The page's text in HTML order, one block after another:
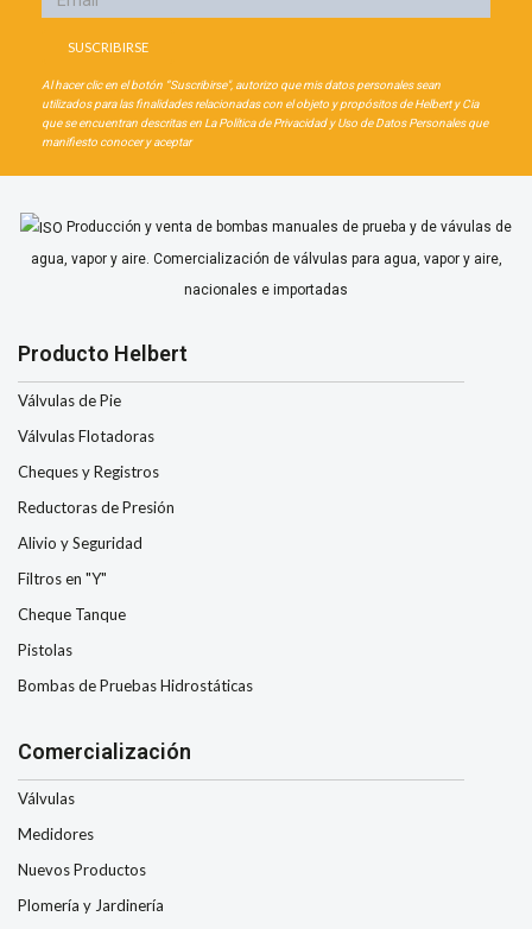
Al hacer clic en el botón “Suscribirse", autorizo que mis datos personales sean
utilizados para las finalidades relacionadas con el objeto y propósitos de Helbert y Cia
que se encuentran descritas en La Política de Privacidad y Uso de Datos Personales que
manifiesto conocer y aceptar
Producción y venta de bombas manuales de prueba y de vávulas de
agua, vapor y aire. Comercialización de válvulas para agua, vapor y aire,
nacionales e importadas
Producto Helbert
Válvulas de Pie
Válvulas Flotadoras
Cheques y Registros
Reductoras de Presión
Alivio y Seguridad
Filtros en "Y"
Cheque Tanque
Pistolas
Bombas de Pruebas Hidrostáticas
Comercialización
Válvulas
Medidores
Nuevos Productos
Plomería y Jardinería